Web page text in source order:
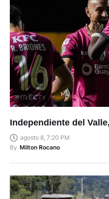
Independiente del
agosto 8, 7:20 PM
By Milton Rocano